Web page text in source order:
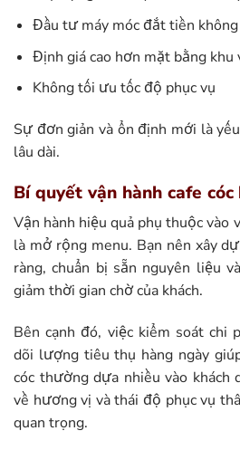
Đầu tư máy móc đắt tiền
Định giá cao hơn mặt bằng khu
Không tối ưu tốc độ phục vụ
Sự đơn giản và ổn định mới là
lâu dài.
Bí quyết vận hành cafe cóc
Vận hành hiệu quả phụ thuộc vào
là mở rộng menu. Bạn nên xây
ràng, chuẩn bị sẵn nguyên liệu
giảm thời gian chờ của khách.
Bên cạnh đó, việc kiểm soát chi
dõi lượng tiêu thụ hàng ngày
cóc thường dựa nhiều vào khách
về hương vị và thái độ phục vụ
quan trọng.